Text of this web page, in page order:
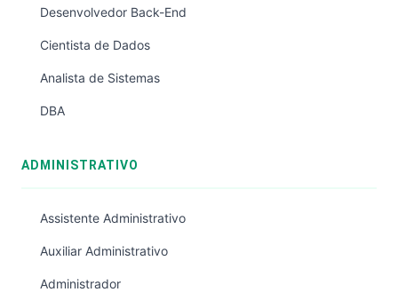
Desenvolvedor Back-End
Cientista de Dados
Analista de Sistemas
DBA
ADMINISTRATIVO
Assistente Administrativo
Auxiliar Administrativo
Administrador